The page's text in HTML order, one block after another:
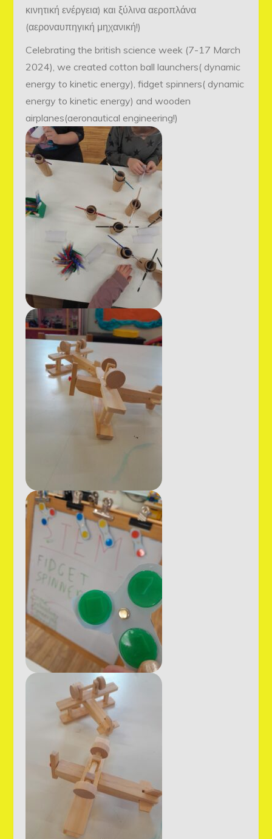
κινητική ενέργεια) και ξύλινα αεροπλάνα
(αεροναυπηγική μηχανική!)
Celebrating the british science week (7-17 March
2024), we created cotton ball launchers( dynamic
energy to kinetic energy), fidget spinners( dynamic
energy to kinetic energy) and wooden
airplanes(aeronautical engineering!)